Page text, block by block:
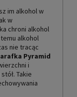
im alkohol w
w
chroni alkohol
alkohol
nie tracąc
Pyramid
i
Takie